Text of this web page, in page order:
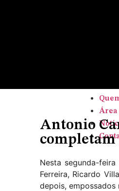
Área
Antonio
completam
Nesta segunda-
Ferreira, Ricardo
depois, empossados